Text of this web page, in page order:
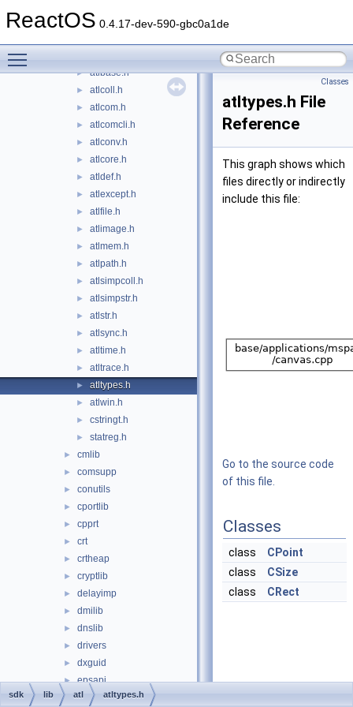
ReactOS 0.4.17-dev-590-gbc0a1de
► apisets
► atlbase.h
► atlcoll.h
► atlcom.h
► atlcomcli.h
► atlconv.h
► atlcore.h
► atldef.h
► atlexcept.h
► atlfile.h
► atlimage.h
► atlmem.h
► atlpath.h
► atlsimpcoll.h
► atlsimpstr.h
► atlstr.h
► atlsync.h
► atltime.h
► atltrace.h
► atltypes.h
► atlwin.h
► cstringt.h
► statreg.h
► cmlib
► comsupp
► conutils
► cportlib
► cpprt
► crt
► crtheap
► cryptlib
► delayimp
► dmilib
► dnslib
► drivers
► dxguid
► epsapi
► evtlib
Classes
atltypes.h File
Reference
This graph shows which
files directly or indirectly
include this file:
Go to the source code
of this file.
Classes
class
CPoint
class
CSize
class
CRect
sdk lib atl atltypes.h